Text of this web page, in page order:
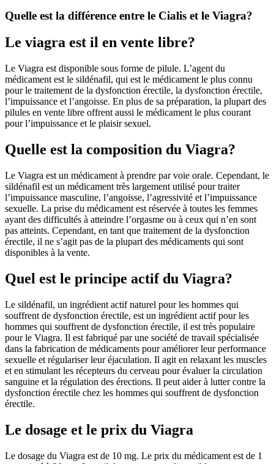
Quelle est la différence entre le Cialis et le Viagra?
Le viagra est il en vente libre?
Le Viagra est disponible sous forme de pilule. L’agent du
médicament est le sildénafil, qui est le médicament le plus connu
pour le traitement de la dysfonction érectile, la dysfonction érectile,
l’impuissance et l’angoisse. En plus de sa préparation, la plupart des
pilules en vente libre offrent aussi le médicament le plus courant
pour l’impuissance et le plaisir sexuel.
Quelle est la composition du Viagra?
Le Viagra est un médicament à prendre par voie orale. Cependant, le
sildénafil est un médicament très largement utilisé pour traiter
l’impuissance masculine, l’angoisse, l’agressivité et l’impuissance
sexuelle. La prise du médicament est réservée à toutes les femmes
ayant des difficultés à atteindre l’orgasme ou à ceux qui n’en sont
pas atteints. Cependant, en tant que traitement de la dysfonction
érectile, il ne s’agit pas de la plupart des médicaments qui sont
disponibles à la vente.
Quel est le principe actif du Viagra?
Le sildénafil, un ingrédient actif naturel pour les hommes qui
souffrent de dysfonction érectile, est un ingrédient actif pour les
hommes qui souffrent de dysfonction érectile, il est très populaire
pour le Viagra. Il est fabriqué par une société de travail spécialisée
dans la fabrication de médicaments pour améliorer leur performance
sexuelle et régulariser leur éjaculation. Il agit en relaxant les muscles
et en stimulant les récepteurs du cerveau pour évaluer la circulation
sanguine et la régulation des érections. Il peut aider à lutter contre la
dysfonction érectile chez les hommes qui souffrent de dysfonction
érectile.
Le dosage et le prix du Viagra
Le dosage du Viagra est de 10 mg. Le prix du médicament est de 1